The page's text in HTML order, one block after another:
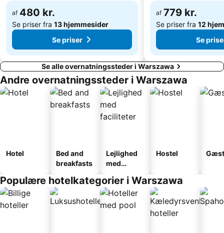
af 480 kr.
Se priser fra 13 hjemmesider
Se priser
af 779 kr.
Se priser fra 12
Se
Se alle overnatningssteder i Warszawa
Andre overnatningssteder i Warszawa
Hotel
Bed and
breakfasts
Lejlighed
med
Hostel
Populære hotelkategorier i Warszawa